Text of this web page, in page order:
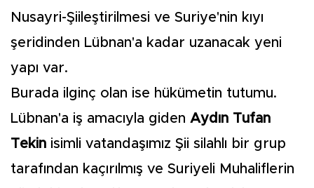
Nusayri-Şiileştirilmesi ve Suriye'nin kıyı
şeridinden Lübnan'a kadar uzanacak yeni
yapı var.
Burada ilginç olan ise hükümetin tutumu.
Lübnan'a iş amacıyla giden Aydın Tufan
Tekin isimli vatandaşımız Şii silahlı bir grup
tarafından kaçırılmış ve Suriyeli Muhaliflerin